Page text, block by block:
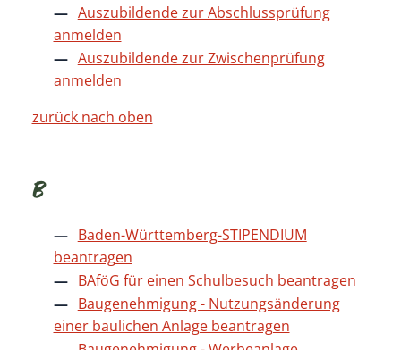
Auszubildende zur Abschlussprüfung
anmelden
Auszubildende zur Zwischenprüfung
anmelden
zurück nach oben
B
Baden-Württemberg-STIPENDIUM
beantragen
BAföG für einen Schulbesuch beantragen
Baugenehmigung - Nutzungsänderung
einer baulichen Anlage beantragen